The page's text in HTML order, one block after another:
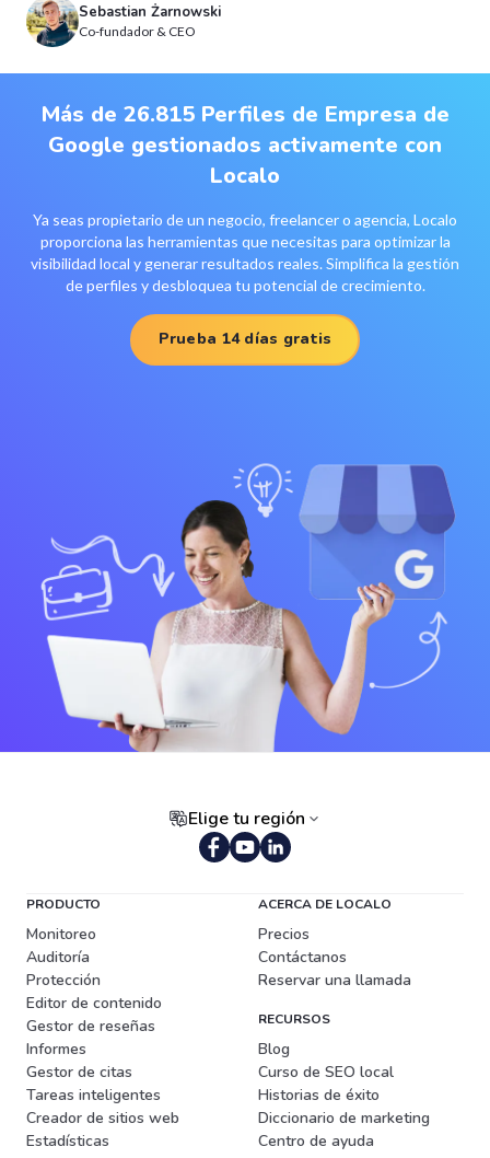
Sebastian Żarnowski
Co-fundador & CEO
Más de 26.815 Perfiles de Empresa de
Google gestionados activamente con
Localo
Ya seas propietario de un negocio, freelancer o agencia, Localo
proporciona las herramientas que necesitas para optimizar la
visibilidad local y generar resultados reales. Simplifica la gestión
de perfiles y desbloquea tu potencial de crecimiento.
Prueba 14 días gratis
Elige tu región
PRODUCTO
Monitoreo
Auditoría
Protección
Editor de contenido
Gestor de reseñas
Informes
Gestor de citas
Tareas inteligentes
Creador de sitios web
Estadísticas
ACERCA DE LOCALO
Precios
Contáctanos
Reservar una llamada
RECURSOS
Blog
Curso de SEO local
Historias de éxito
Diccionario de marketing
Centro de ayuda